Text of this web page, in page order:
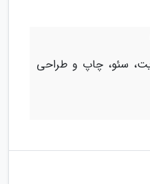
سئو، چاپ و طراحی